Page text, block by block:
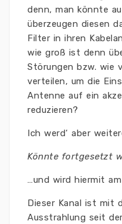
denn, man könnte
überzeugen diesen
Filter in ihren
wie groß ist denn
Störungen bzw. wie
verteilen, um die
Antenne auf ein
reduzieren?
Ich werd‘ aber
Könnte fortgesetzt
…und wird hiermit
Dieser Kanal ist mit
Ausstrahlung seit